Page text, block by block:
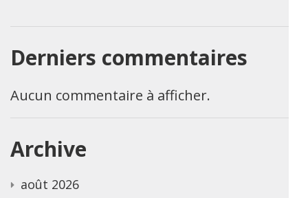
Derniers commentaires
Aucun commentaire à afficher.
Archive
août 2026